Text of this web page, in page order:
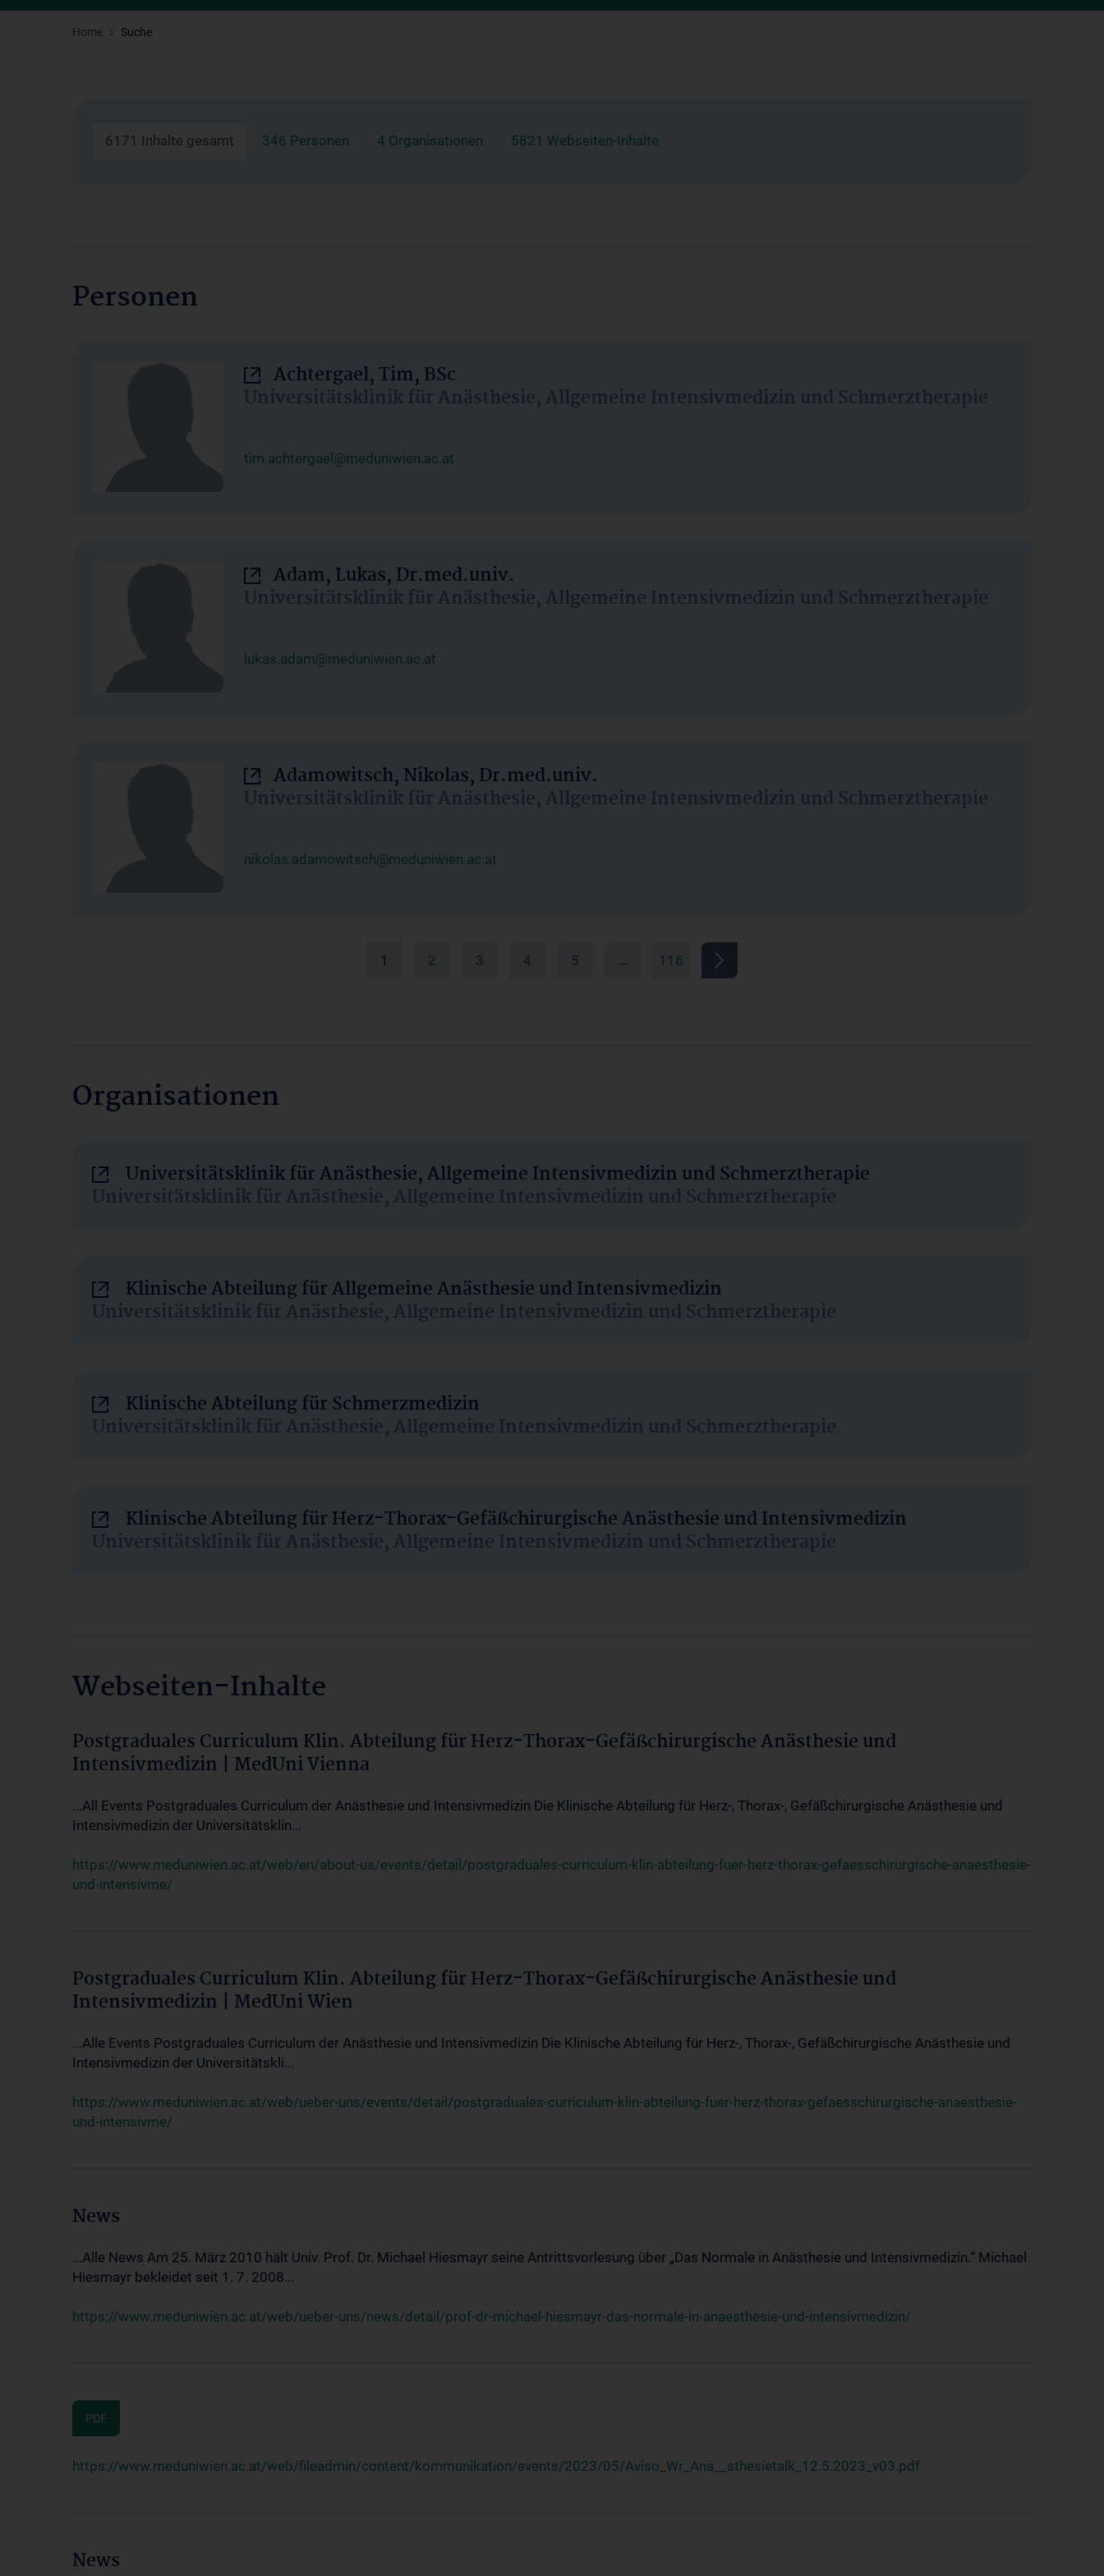
Home Suche
6171 Inhalte gesamt 346 Personen 4 Organisationen 5821 Webseiten-Inhalte
Personen
Achtergael, Tim, BSc
Universitätsklinik für Anästhesie, Allgemeine Intensivmedizin und Schmerztherapie
tim.achtergael@meduniwien.ac.at
Adam, Lukas, Dr.med.univ.
Universitätsklinik für Anästhesie, Allgemeine Intensivmedizin und Schmerztherapie
lukas.adam@meduniwien.ac.at
Adamowitsch, Nikolas, Dr.med.univ.
Universitätsklinik für Anästhesie, Allgemeine Intensivmedizin und Schmerztherapie
nikolas.adamowitsch@meduniwien.ac.at
1 2 3 4 5 … 116
Organisationen
Universitätsklinik für Anästhesie, Allgemeine Intensivmedizin und Schmerztherapie
Universitätsklinik für Anästhesie, Allgemeine Intensivmedizin und Schmerztherapie
Klinische Abteilung für Allgemeine Anästhesie und Intensivmedizin
Universitätsklinik für Anästhesie, Allgemeine Intensivmedizin und Schmerztherapie
Klinische Abteilung für Schmerzmedizin
Universitätsklinik für Anästhesie, Allgemeine Intensivmedizin und Schmerztherapie
Klinische Abteilung für Herz-Thorax-Gefäßchirurgische Anästhesie und Intensivmedizin
Universitätsklinik für Anästhesie, Allgemeine Intensivmedizin und Schmerztherapie
Webseiten-Inhalte
Postgraduales Curriculum Klin. Abteilung für Herz-Thorax-Gefäßchirurgische Anästhesie und
Intensivmedizin | MedUni Vienna
...All Events Postgraduales Curriculum der Anästhesie und Intensivmedizin Die Klinische Abteilung für Herz-, Thorax-, Gefäßchirurgische Anästhesie und
Intensivmedizin der Universitätsklin...
https://www.meduniwien.ac.at/web/en/about-us/events/detail/postgraduales-curriculum-klin-abteilung-fuer-herz-thorax-gefaesschirurgische-anaesthesie-
und-intensivme/
Postgraduales Curriculum Klin. Abteilung für Herz-Thorax-Gefäßchirurgische Anästhesie und
Intensivmedizin | MedUni Wien
...Alle Events Postgraduales Curriculum der Anästhesie und Intensivmedizin Die Klinische Abteilung für Herz-, Thorax-, Gefäßchirurgische Anästhesie und
Intensivmedizin der Universitätskli...
https://www.meduniwien.ac.at/web/ueber-uns/events/detail/postgraduales-curriculum-klin-abteilung-fuer-herz-thorax-gefaesschirurgische-anaesthesie-
und-intensivme/
News
...Alle News Am 25. März 2010 hält Univ. Prof. Dr. Michael Hiesmayr seine Antrittsvorlesung über „Das Normale in Anästhesie und Intensivmedizin.“ Michael
Hiesmayr bekleidet seit 1. 7. 2008...
https://www.meduniwien.ac.at/web/ueber-uns/news/detail/prof-dr-michael-hiesmayr-das-normale-in-anaesthesie-und-intensivmedizin/
PDF
https://www.meduniwien.ac.at/web/fileadmin/content/kommunikation/events/2023/05/Aviso_Wr_Ana__sthesietalk_12.5.2023_v03.pdf
News